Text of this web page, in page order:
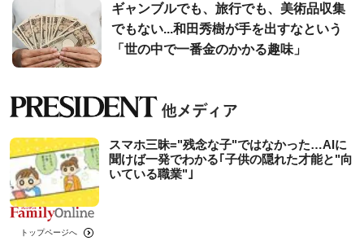
ギャンブルでも、旅行でも、美術品収集
でもない...和田秀樹が手を出すなという
「世の中で一番金のかかる趣味」
スマホ三昧="残念な子"ではなかった…AIに
聞けば一発でわかる｢子供の隠れた才能と"向
いている職業"｣
トップページへ